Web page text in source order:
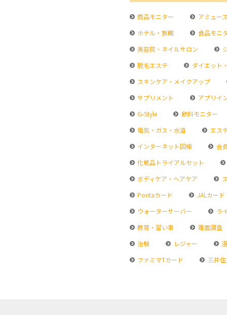
商品モニター
アミュー
ホテル・旅館
食品モニ
美容院・ネイルサロン
脱毛エステ
ダイエット
スキンケア・メイクアップ
サプリメント
アプリイ
G-Style
飲料モニター
電気・ガス・水道
エス
インターネット回線
会
化粧品トライアルセット
ボディケア・ヘアケア
Pontaカード
JALカード
ウォーターサーバー
ラ
教育・習い事
覆面調査
治験
レジャー
ファミマTカード
三井